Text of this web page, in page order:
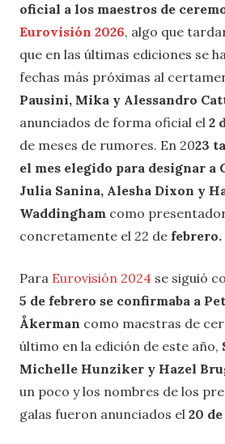
oficial a los maestros de
Eurovisión 2026, algo que
que en las últimas ediciones se
fechas más próximas al
Pausini, Mika y Alessandro
anunciados de forma oficial el 2
de meses de rumores. En 2023
el mes elegido para designar a
Julia Sanina, Alesha Dixon y
Waddingham como
concretamente el 22 de febrero.
Para Eurovisión 2024 se siguió
5 de febrero se confirmaba a
Åkerman como maestras de
último en la edición de este año,
Michelle Hunziker y Hazel
un poco y los nombres de los
galas fueron anunciados el 20